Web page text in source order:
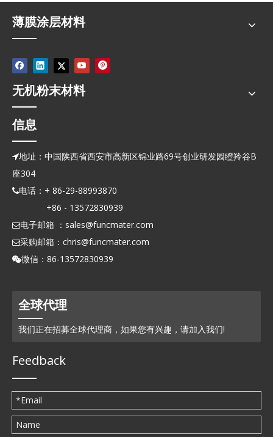
薄膜涂层材料
无机粉末材料
信息
地址：中国陕西省西安市高新区锦业路69号创业研发园瞪羚谷B
座304
电话：+ 86-29-88993870
+86 - 13572830939
电子邮箱 ： sales@funcmater.com
采购邮箱： chris@funcmater.com
微信：86-13572830939
全球代理
我们正在招募全球代理商，如果您有兴趣，请加入我们!
Feedback